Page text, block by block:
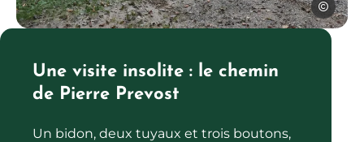
Moulin de Castel à La Rouquette, © SPL Ouest Aveyron
SPL
Une visite insolite : le chemin
de Pierre Prevost
Un bidon, deux tuyaux et trois boutons,